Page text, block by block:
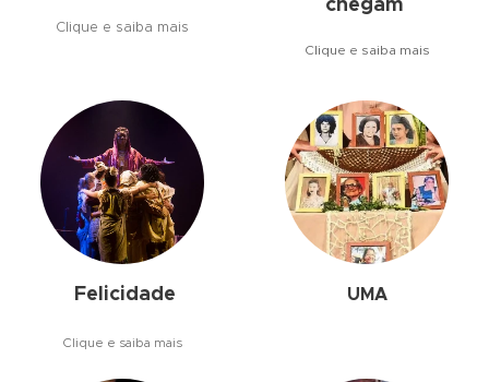
Clique e saiba mais
Clique e saiba mais
Felicidade
Clique e saiba mais
UMA